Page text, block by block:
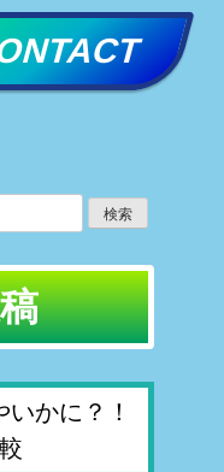
かに？！